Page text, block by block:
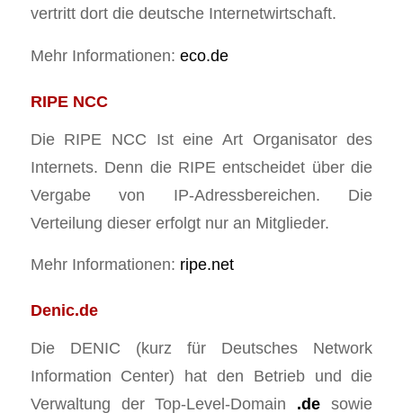
vertritt dort die deutsche Internetwirtschaft.
Mehr Informationen: eco.de
RIPE NCC
Die RIPE NCC Ist eine Art Organisator des
Internets. Denn die RIPE entscheidet über die
Vergabe von IP-Adressbereichen. Die
Verteilung dieser erfolgt nur an Mitglieder.
Mehr Informationen: ripe.net
Denic.de
Die DENIC (kurz für Deutsches Network
Information Center) hat den Betrieb und die
Verwaltung der Top-Level-Domain .de sowie